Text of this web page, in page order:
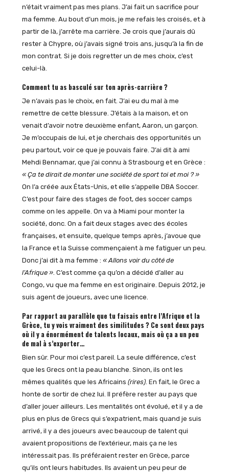
n’était vraiment pas mes plans. J’ai fait un sacrifice pour
ma femme. Au bout d’un mois, je me refais les croisés, et à
partir de là, j’arrête ma carrière. Je crois que j’aurais dû
rester à Chypre, où j’avais signé trois ans, jusqu’à la fin de
mon contrat. Si je dois regretter un de mes choix, c’est
celui-là.
Comment tu as basculé sur ton après-carrière ?
Je n’avais pas le choix, en fait. J’ai eu du mal à me
remettre de cette blessure. J’étais à la maison, et on
venait d’avoir notre deuxième enfant, Aaron, un garçon.
Je m’occupais de lui, et je cherchais des opportunités un
peu partout, voir ce que je pouvais faire. J’ai dit à ami
Mehdi Bennamar, que j’ai connu à Strasbourg et en Grèce :
« Ça te dirait de monter une société de sport toi et moi ? »
On l’a créée aux États-Unis, et elle s’appelle DBA Soccer.
C’est pour faire des stages de foot, des soccer camps
comme on les appelle. On va à Miami pour monter la
société, donc. On a fait deux stages avec des écoles
françaises, et ensuite, quelque temps après, j’avoue que
la France et la Suisse commençaient à me fatiguer un peu.
Donc j’ai dit à ma femme : « Allons voir du côté de
l’Afrique ». C’est comme ça qu’on a décidé d’aller au
Congo, vu que ma femme en est originaire. Depuis 2012, je
suis agent de joueurs, avec une licence.
Par rapport au parallèle que tu faisais entre l’Afrique et la
Grèce, tu y vois vraiment des similitudes ? Ce sont deux pays
où il y a énormément de talents locaux, mais où ça a un peu
de mal à s’exporter…
Bien sûr. Pour moi c’est pareil. La seule différence, c’est
que les Grecs ont la peau blanche. Sinon, ils ont les
mêmes qualités que les Africains (rires). En fait, le Grec a
honte de sortir de chez lui. Il préfère rester au pays que
d’aller jouer ailleurs. Les mentalités ont évolué, et il y a de
plus en plus de Grecs qui s’expatrient, mais quand je suis
arrivé, il y a des joueurs avec beaucoup de talent qui
avaient propositions de l’extérieur, mais ça ne les
intéressait pas. Ils préféraient rester en Grèce, parce
qu’ils ont leurs habitudes. Ils avaient un peu peur de